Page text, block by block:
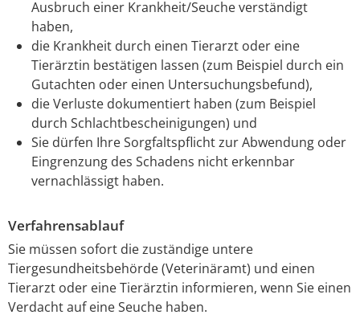
Ausbruch einer Krankheit/Seuche verständigt
haben,
die Krankheit durch einen Tierarzt oder eine
Tierärztin bestätigen lassen (zum Beispiel durch ein
Gutachten oder einen Untersuchungsbefund),
die Verluste dokumentiert haben (zum Beispiel
durch Schlachtbescheinigungen) und
Sie dürfen Ihre Sorgfaltspflicht zur Abwendung oder
Eingrenzung des Schadens nicht erkennbar
vernachlässigt haben.
Verfahrensablauf
Sie müssen sofort die zuständige untere
Tiergesundheitsbehörde (Veterinäramt) und einen
Tierarzt oder eine Tierärztin informieren, wenn Sie einen
Verdacht auf eine Seuche haben.